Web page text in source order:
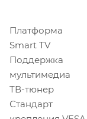
Платформа
Smart TV
Поддержка
мультимедиа
ТВ-тюнер
Стандарт